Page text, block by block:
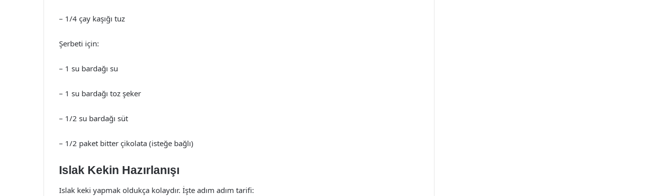
– 1/4 çay kaşığı tuz
Şerbeti için:
– 1 su bardağı su
– 1 su bardağı toz şeker
– 1/2 su bardağı süt
– 1/2 paket bitter çikolata (isteğe bağlı)
Islak Kekin Hazırlanışı
Islak keki yapmak oldukça kolaydır. İşte adım adım tarifi: